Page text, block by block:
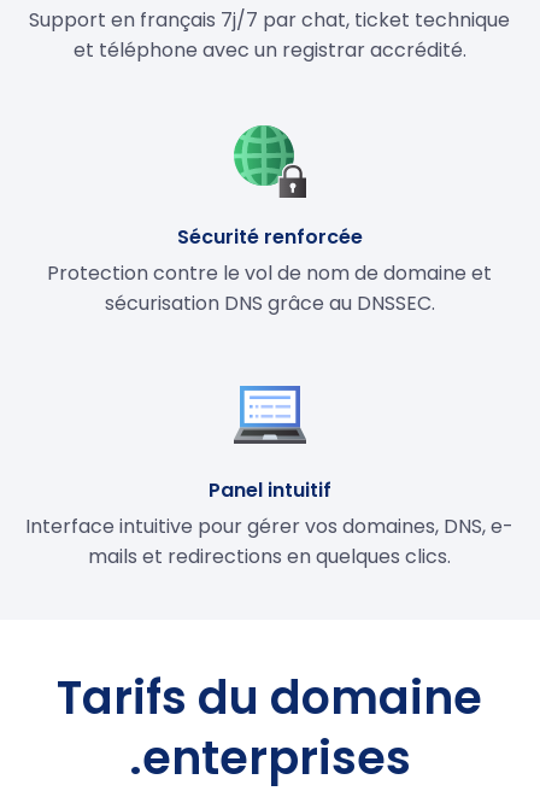
Support en français 7j/7 par chat, ticket technique
et téléphone avec un registrar accrédité.
Sécurité renforcée
Protection contre le vol de nom de domaine et
sécurisation DNS grâce au DNSSEC.
Panel intuitif
Interface intuitive pour gérer vos domaines, DNS, e-
mails et redirections en quelques clics.
Tarifs du domaine
.enterprises